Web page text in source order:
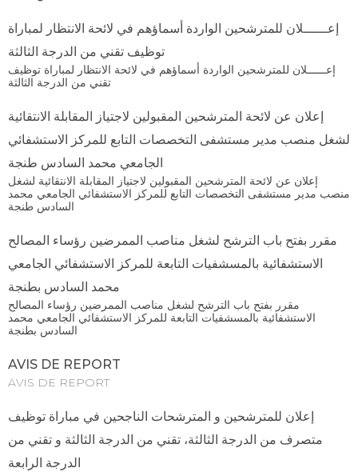
إعــــــلان للمترشحين الواردة أسماؤهم في لائحة الانتظار لمباراة
توظيف تقني من الدرجة الثالثة
إعــــــلان للمترشحين الواردة أسماؤهم في لائحة الانتظار لمباراة توظيف
تقني من الدرجة الثالثة
إعلان عن لائحة المترشحين المقبولين لاجتياز المقابلة الانتقائية
لشغل منصب مدير مستشفى التخصصات التابع للمركز الاستشفائي
الجامعي محمد السادس طنجة
إعلان عن لائحة المترشحين المقبولين لاجتياز المقابلة الانتقائية لشغل
منصب مدير مستشفى التخصصات التابع للمركز الاستشفائي الجامعي محمد
السادس طنجة
مقرر بفتح باب الترشح لشغل مناصب الممرضين رؤساء المصالح
الاستشفائية بالمسشفيات التابعة للمركز الاستشفائي الجامعي
محمد السادس بطنجة
مقرر بفتح باب الترشح لشغل مناصب الممرضين رؤساء المصالح
الاستشفائية بالمسشفيات التابعة للمركز الاستشفائي الجامعي محمد
السادس بطنجة
AVIS DE REPORT
AVIS DE REPORT
إعلان للمترشحين و المترشحات الناجحين في مباراة توظيف
متصرف من الدرجة الثالثة، تقني من الدرجة الثالثة و تقني من
الدرجة الرابعة